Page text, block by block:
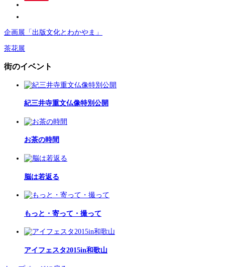
企画展「出版文化とわかやま」
茶花展
街のイベント
紀三井寺重文仏像特別公開
お茶の時間
脳は若返る
もっと・寄って・撮って
アイフェスタ2015in和歌山